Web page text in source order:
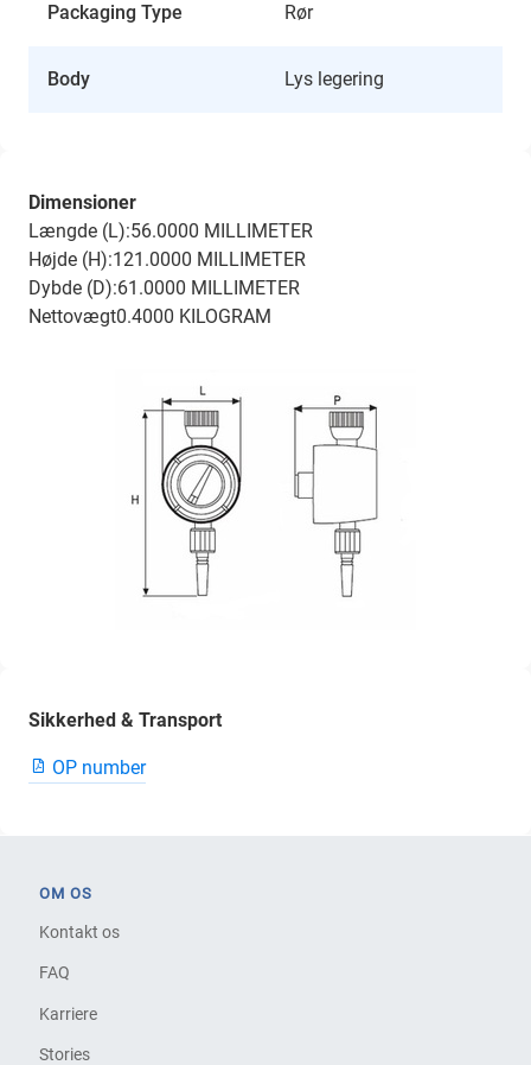
Packaging Type Rør
Body Lys legering
Dimensioner
Længde (L):56.0000 MILLIMETER
Højde (H):121.0000 MILLIMETER
Dybde (D):61.0000 MILLIMETER
Nettovægt0.4000 KILOGRAM
Sikkerhed & Transport
OP number
OM OS
Kontakt os
FAQ
Karriere
Stories